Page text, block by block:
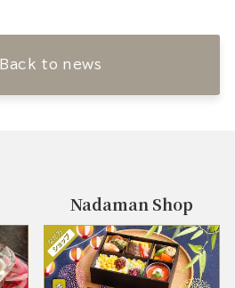
Back to news
Nadaman Shop